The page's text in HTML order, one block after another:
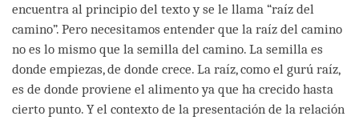
encuentra al principio del texto y se le llama “raíz del
camino”. Pero necesitamos entender que la raíz del camino
no es lo mismo que la semilla del camino. La semilla es
donde empiezas, de donde crece. La raíz, como el gurú raíz,
es de donde proviene el alimento ya que ha crecido hasta
cierto punto. Y el contexto de la presentación de la relación